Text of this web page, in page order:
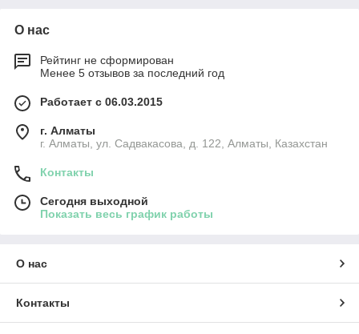
О нас
Рейтинг не сформирован
Менее 5 отзывов за последний год
Работает с 06.03.2015
г. Алматы
г. Алматы, ул. Садвакасова, д. 122, Алматы, Казахстан
Контакты
Сегодня выходной
Показать весь график работы
О нас
Контакты